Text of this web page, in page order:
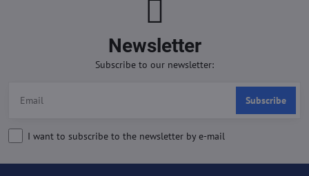
Newsletter
Subscribe to our newsletter:
Subscribe
I want to subscribe to the newsletter by e-mail